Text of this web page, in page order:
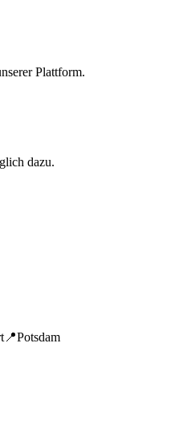
Plattform.
dazu.
📍Potsdam